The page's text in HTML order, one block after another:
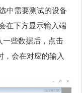
中需要测试的设备
在下方显示输入端
一些数据后，点击
，会在对应的输入